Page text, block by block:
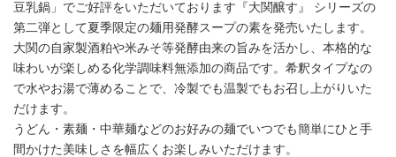
豆乳鍋」でご好評をいただいております『大関醸す』 シリーズの
第二弾として夏季限定の麺用発酵スープの素を発売いたします。
大関の自家製酒粕や米みそ等発酵由来の旨みを活かし、本格的な
味わいが楽しめる化学調味料無添加の商品です。希釈タイプなの
で水やお湯で薄めることで、冷製でも温製でもお召し上がりいた
だけます。
うどん・素麺・中華麺などのお好みの麺でいつでも簡単にひと手
間かけた美味しさを幅広くお楽しみいただけます。